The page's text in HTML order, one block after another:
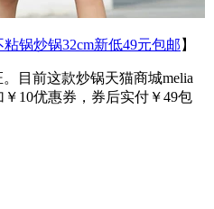
锅炒锅32cm新低49元包邮 】
目前这款炒锅天猫商城melia
10优惠券，券后实付￥49包